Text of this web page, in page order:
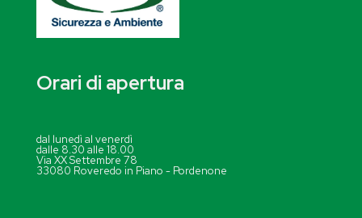
Orari di apertura
dal lunedì al venerdì
dalle 8.30 alle 18.00
Via XX Settembre 78
33080 Roveredo in Piano - Pordenone